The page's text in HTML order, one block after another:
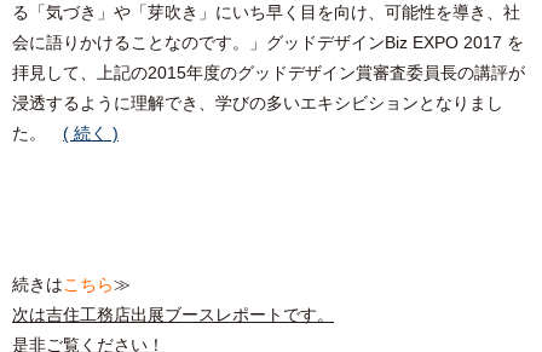
る「気づき」や「芽吹き」にいち早く目を向け、可能性を導き、社
会に語りかけることなのです。」グッドデザインBiz EXPO 2017 を
拝見して、上記の2015年度のグッドデザイン賞審査委員長の講評が
浸透するように理解でき、学びの多いエキシビションとなりまし
た。 ( 続く )
続きはこちら≫
次は吉住工務店出展ブースレポートです。
是非ご覧ください！